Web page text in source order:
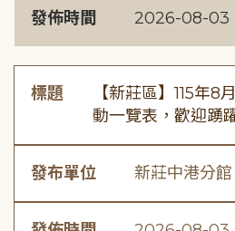
發佈時間 2026-08-03
標題
【新莊區】115年
動一覽表，歡迎踴
發布單位 新莊中港分館